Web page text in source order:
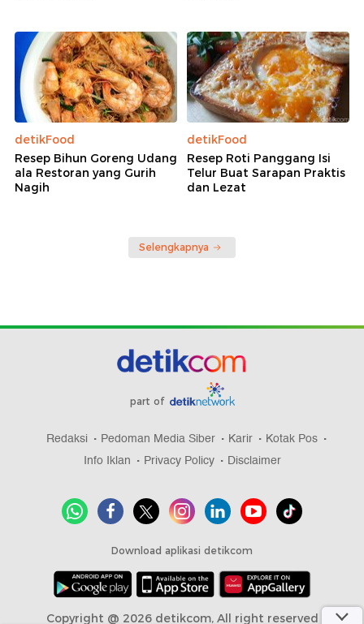
detikFood
Resep Bihun Goreng Udang
ala Restoran yang Gurih
Nagih
detikFood
Resep Roti Panggang Isi
Telur Buat Sarapan Praktis
dan Lezat
Selengkapnya
part of
Redaksi Pedoman Media Siber Karir
Kotak Pos
Info Iklan
Privacy Policy Disclaimer
Download aplikasi detikcom
Copyright @ 2026 detikcom, All right reserved